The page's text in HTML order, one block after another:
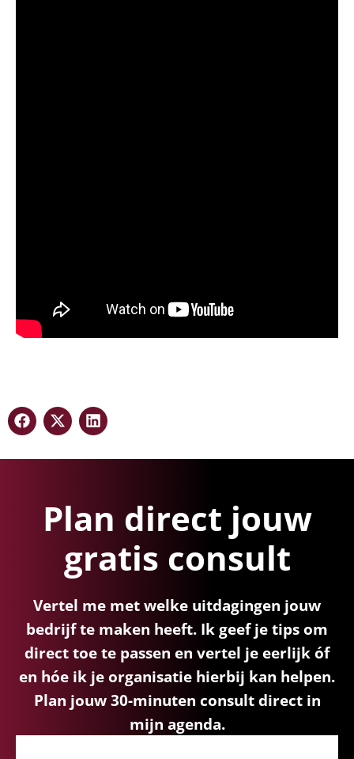
Plan direct jouw
gratis consult
Vertel me met welke uitdagingen jouw
bedrijf te maken heeft. Ik geef je tips om
direct toe te passen en vertel je eerlijk óf
en hóe ik je organisatie hierbij kan helpen.
Plan jouw 30-minuten consult direct in
mijn agenda.